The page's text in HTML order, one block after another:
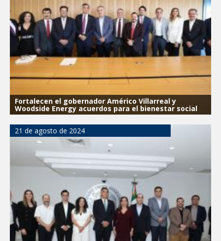
Fortalecen el gobernador Américo Villarreal y
Woodside Energy acuerdos para el bienestar social
21 de agosto de 2024